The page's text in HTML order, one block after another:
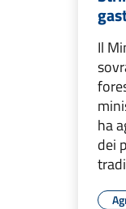
Il
ha
dei